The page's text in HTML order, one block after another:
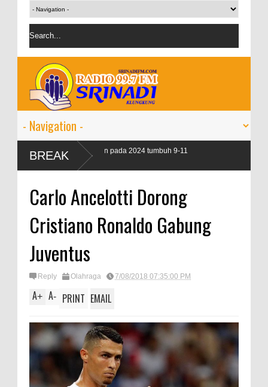
BREAK
kredit perbankan pada 2024 tumbuh 9-11
Carlo Ancelotti Dorong
Cristiano Ronaldo Gabung
Juventus
Reply Olahraga 7/08/2018 07:35:00 PM
A+ A- PRINT EMAIL